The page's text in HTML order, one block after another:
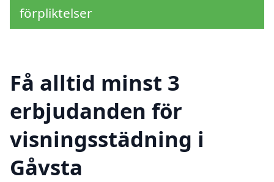
förpliktelser
Få alltid minst 3
erbjudanden för
visningsstädning i
Gåvsta